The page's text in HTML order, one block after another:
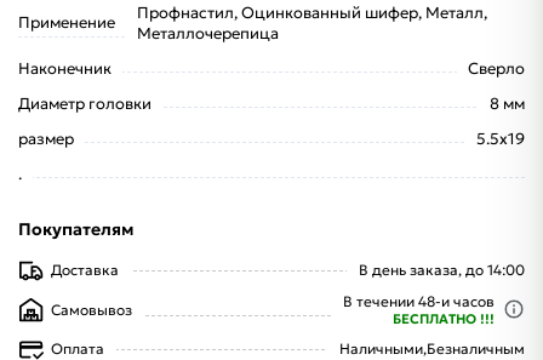
Применение
Профнастил, Оцинкованный шифер, Металл,
Металлочерепица
Наконечник
Сверло
Диаметр головки
8 мм
размер
5.5x19
.
Покупателям
Доставка В день заказа, до 14:00
Самовывоз В течении 48-и часов
БЕСПЛАТНО !!!
Оплата Наличными,Безналичным